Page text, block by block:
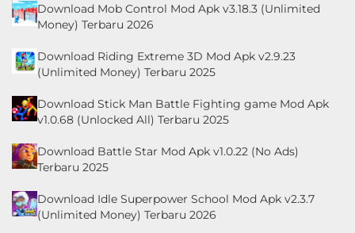
Download Mob Control Mod Apk v3.18.3 (Unlimited
Money) Terbaru 2026
Download Riding Extreme 3D Mod Apk v2.9.23
(Unlimited Money) Terbaru 2025
Download Stick Man Battle Fighting game Mod Apk
v1.0.68 (Unlocked All) Terbaru 2025
Download Battle Star Mod Apk v1.0.22 (No Ads)
Terbaru 2025
Download Idle Superpower School Mod Apk v2.3.7
(Unlimited Money) Terbaru 2026